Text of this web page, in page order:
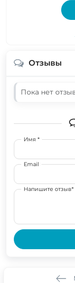
Отзывы
Пока нет
Имя *
Email
Напишите отзыв*